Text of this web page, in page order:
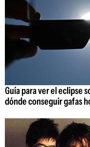
Guía para ver el eclipse
dónde conseguir gafas